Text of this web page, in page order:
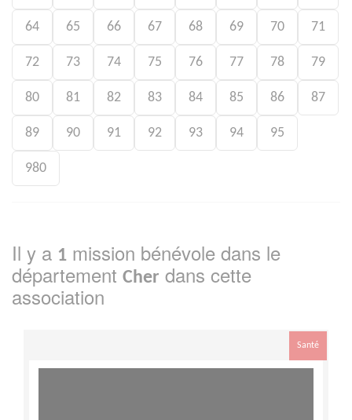
64 65 66 67 68 69 70 71
72 73 74 75 76 77 78 79
80 81 82 83 84 85 86 87
89 90 91 92 93 94 95
980
Il y a 1 mission bénévole dans le
département Cher dans cette
association
Santé